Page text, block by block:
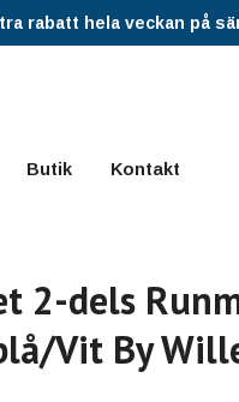
rabatt hela veckan på
Butik Kontakt
2-dels
Vit By